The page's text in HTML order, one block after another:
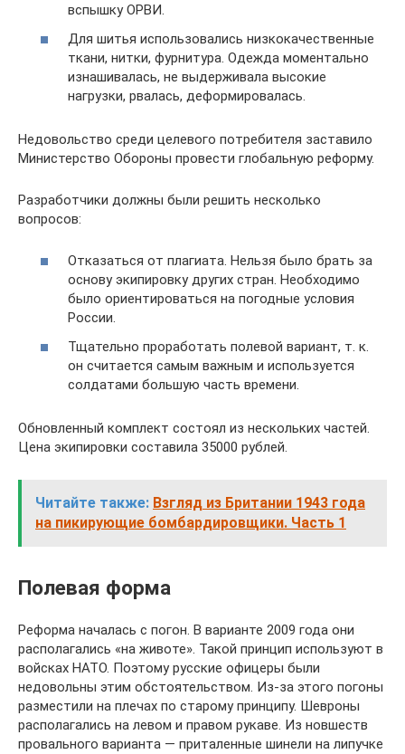
вспышку ОРВИ.
Для шитья использовались низкокачественные
ткани, нитки, фурнитура. Одежда моментально
изнашивалась, не выдерживала высокие
нагрузки, рвалась, деформировалась.
Недовольство среди целевого потребителя заставило
Министерство Обороны провести глобальную реформу.
Разработчики должны были решить несколько
вопросов:
Отказаться от плагиата. Нельзя было брать за
основу экипировку других стран. Необходимо
было ориентироваться на погодные условия
России.
Тщательно проработать полевой вариант, т. к.
он считается самым важным и используется
солдатами большую часть времени.
Обновленный комплект состоял из нескольких частей.
Цена экипировки составила 35000 рублей.
Читайте также: Взгляд из Британии 1943 года
на пикирующие бомбардировщики. Часть 1
Полевая форма
Реформа началась с погон. В варианте 2009 года они
располагались «на животе». Такой принцип используют в
войсках НАТО. Поэтому русские офицеры были
недовольны этим обстоятельством. Из-за этого погоны
разместили на плечах по старому принципу. Шевроны
располагались на левом и правом рукаве. Из новшеств
провального варианта — приталенные шинели на липучке